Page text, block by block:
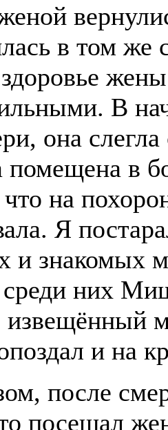
в том же
В
она
помещена в
на
Я
и знакомых
них
и на
после
посещал